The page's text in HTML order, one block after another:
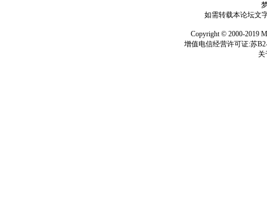
如需转载本论坛文
Copyright © 2000-2019
增值电信经营许可证:苏
关